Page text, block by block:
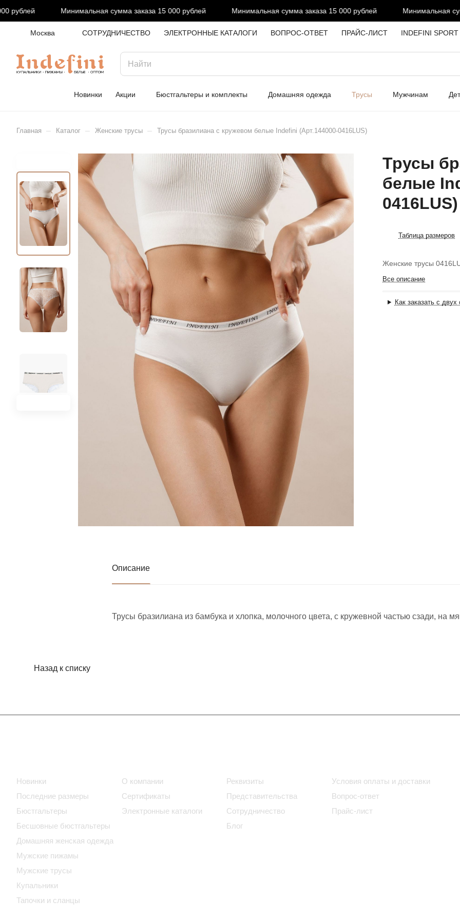
рублей Минимальная сумма заказа 15 000 рублей Минимальная сумма заказа 15 000 рублей Минимальная
Москва СОТРУДНИЧЕСТВО ЭЛЕКТРОННЫЕ КАТАЛОГИ ВОПРОС-ОТВЕТ ПРАЙС-ЛИСТ INDEFINI SPORT
Новинки Акции Бюстгальтеры и комплекты Домашняя одежда Трусы Мужчинам
Главная – Каталог – Женские трусы – Трусы бразилиана с кружевом белые Indefini (Арт.144000-0416LUS)
Трусы
белые
0416LUS)
Таблица размеров
Женские трусы
Все описание
Как заказать с двух
Описание
Трусы бразилиана из бамбука и хлопка, молочного цвета, с кружевной частью сзади, на
Назад к списку
Новинки
Последние размеры
Бюстгальтеры
Бесшовные бюстгальтеры
Домашняя женская одежда
Мужские пижамы
Мужские трусы
Купальники
Тапочки и сланцы
О компании
Сертификаты
Электронные каталоги
Реквизиты
Представительства
Сотрудничество
Блог
Условия оплаты и доставки
Вопрос-ответ
Прайс-лист